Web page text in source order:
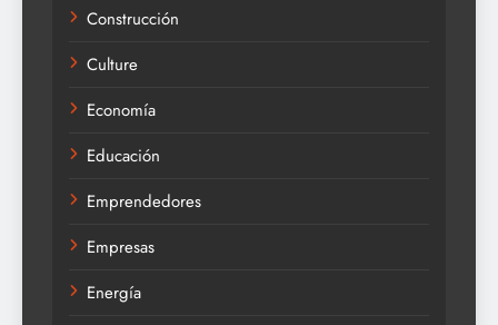
Construcción
Culture
Economía
Educación
Emprendedores
Empresas
Energía